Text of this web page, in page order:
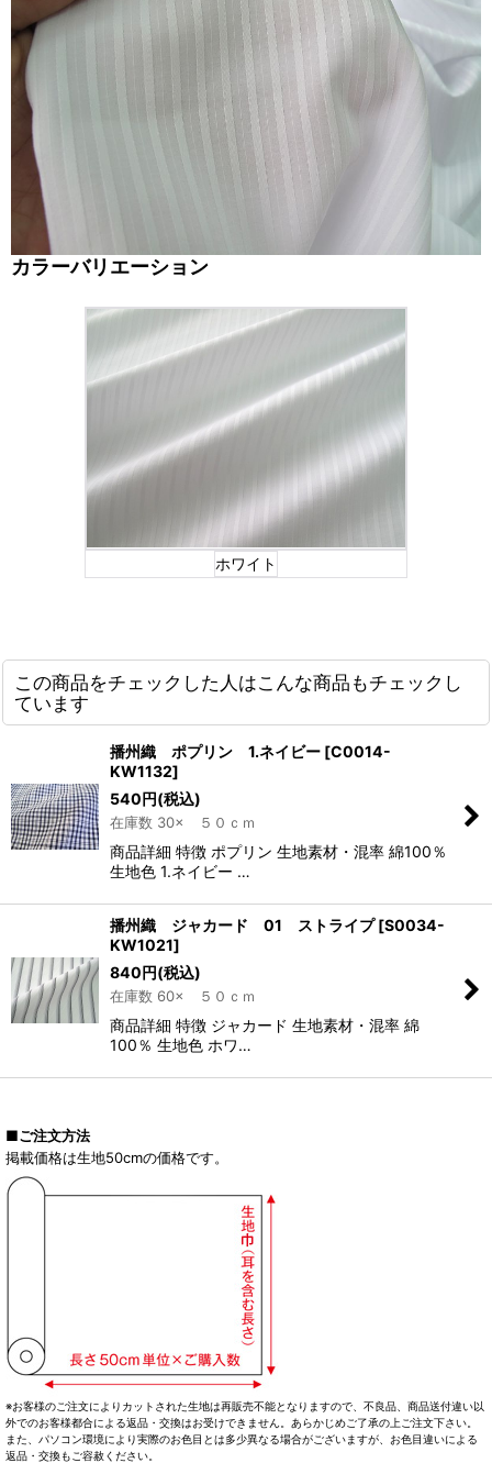
カラーバリエーション
ホワイト
この商品をチェックした人はこんな商品もチェックし
ています
播州織 ポプリン 1.ネイビー [C0014-
KW1132]
540円(税込)
在庫数 30× ５０ｃｍ
商品詳細 特徴 ポプリン 生地素材・混率 綿100％
生地色 1.ネイビー …
播州織 ジャカード 01 ストライプ [S0034-
KW1021]
840円(税込)
在庫数 60× ５０ｃｍ
商品詳細 特徴 ジャカード 生地素材・混率 綿
100％ 生地色 ホワ…
■ご注文方法
掲載価格は生地50cmの価格です。
※お客様のご注文によりカットされた生地は再販売不能となりますので、不良品、商品送付違い以
外でのお客様都合による返品・交換はお受けできません。あらかじめご了承の上ご注文下さい。
また、パソコン環境により実際のお色目とは多少異なる場合がございますが、お色目違いによる
返品・交換もご容赦ください。